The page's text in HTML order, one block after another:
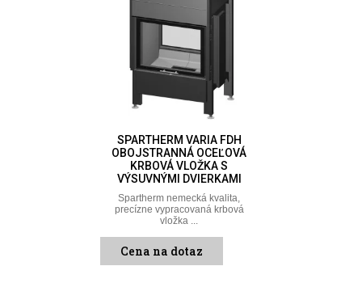
SPARTHERM VARIA FDH
OBOJSTRANNÁ OCEĽOVÁ
KRBOVÁ VLOŽKA S
VÝSUVNÝMI DVIERKAMI
Spartherm nemecká kvalita,
precízne vypracovaná krbová
vložka ...
Cena na dotaz